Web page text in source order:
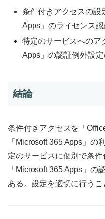
条件付きアクセスの設
Apps」のライセンス認
特定のサービスへのア
Apps」の認証例外設定
結論
条件付きアクセスを「
「Microsoft 365 Apps」の
定のサービスに個別で条
「Microsoft 365 Apps」の
ある。設定を適切に行うこ